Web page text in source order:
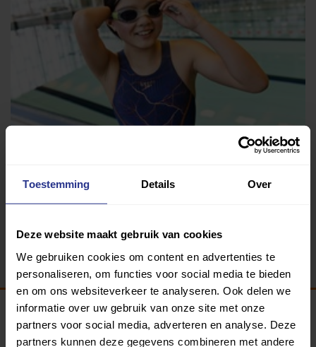
Toestemming Details Over
Deze website maakt gebruik van cookies
We gebruiken cookies om content en advertenties te
personaliseren, om functies voor social media te bieden
en om ons websiteverkeer te analyseren. Ook delen we
informatie over uw gebruik van onze site met onze
partners voor social media, adverteren en analyse. Deze
partners kunnen deze gegevens combineren met andere
Terug
Programma van: